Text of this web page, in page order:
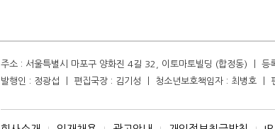
주소 : 서울특별시 마포구 양화진 4길 32, 이토마토빌딩 (합정동) ㅣ
발행인 : 정광섭 ㅣ 편집국장 : 김기성 ㅣ 청소년보호책임자 : 최병